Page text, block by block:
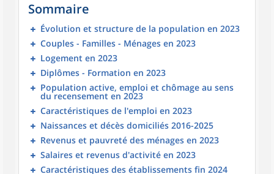
Sommaire
Évolution et structure de la population en 2023
Couples - Familles - Ménages en 2023
Logement en 2023
Diplômes - Formation en 2023
Population active, emploi et chômage au sens
du recensement en 2023
Caractéristiques de l'emploi en 2023
Naissances et décès domiciliés 2016-2025
Revenus et pauvreté des ménages en 2023
Salaires et revenus d'activité en 2023
Caractéristiques des établissements fin 2024